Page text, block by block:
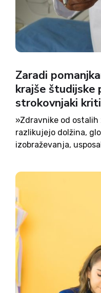
Zaradi
krajše študijske
strokovnjaki
»Zdravnike od
razlikujejo dolžina,
izobraževanja,
Tako se je na
Kraljevega...